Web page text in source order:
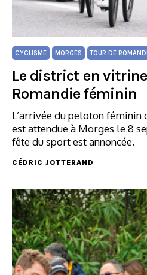
CYCLISME MORGES TOUR DE
Le district en
Romandie féminin
L’arrivée du peloton féminin
est attendue à Morges le 8
fête du sport est annoncée.
CÉDRIC JOTTERAND